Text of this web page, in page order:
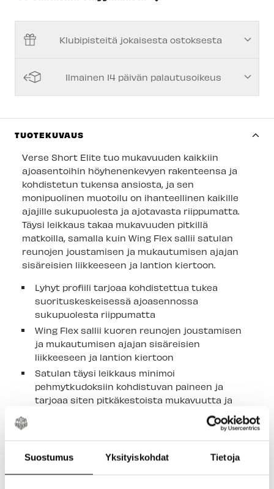
Suostumus Yksityiskohdat Tietoja
Keskusvarasto-Tilapäisesti loppu
Espoon Myymälä-Tilapäisesti loppu
Joensuun myymälä
Imatran myymälä - Saatavilla
Jyväskylän myymälä-Tilapäisesti loppu
Lappeenrannan myymälä-Tilapäisesti loppu
Klubipisteitä jokaisesta ostoksesta
Ilmainen 14 päivän palautusoikeus
TUOTEKUVAUS
Verse Short Elite tuo mukavuuden kaikkiin
ajoasentoihin höyhenenkevyen rakenteensa ja
kohdistetun tukensa ansiosta, ja sen
monipuolinen muotoilu on ihanteellinen kaikille
ajajille sukupuolesta ja ajotavasta riippumatta.
Täysi leikkaus takaa mukavuuden pitkillä
matkoilla, samalla kuin Wing Flex sallii satulan
reunojen joustamisen ja mukautumisen ajajan
sisäreisien liikkeeseen ja lantion kiertoon.
Lyhyt profiili tarjoaa kohdistettua tukea
suorituskeskeisessä ajoasennossa
sukupuolesta riippumatta
Wing Flex sallii kuoren reunojen joustamisen
ja mukautumisen ajajan sisäreisien
liikkeeseen ja lantion kiertoon
Satulan täysi leikkaus minimoi
pehmytkudoksiin kohdistuvan paineen ja
tarjoaa siten pitkäkestoista mukavuutta ja
vahvemmat kuin ontot titaanikiskot
Elite-materiaalitasossa